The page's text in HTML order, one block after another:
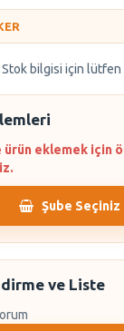
Stok bilgisi için lütfen
eklemek için
Şube Seçiniz
ve Liste